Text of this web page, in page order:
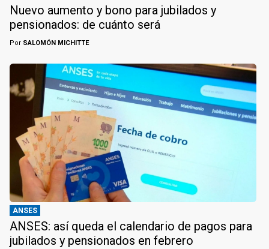
Nuevo aumento y bono para jubilados y
pensionados: de cuánto será
Por SALOMÓN MICHITTE
ANSES
ANSES: así queda el calendario de pagos para
jubilados y pensionados en febrero